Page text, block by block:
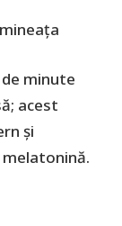
minute
acest
și